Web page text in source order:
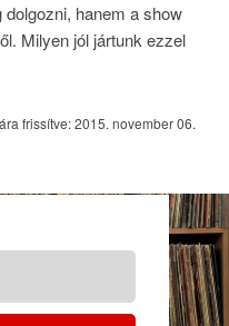
hanem a show
Milyen jól jártunk ezzel
frissítve: 2015. november 06.